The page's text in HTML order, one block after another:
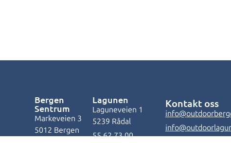
Bergen
Sentrum
Markeveien 3
5012 Bergen
Lagunen
Laguneveien 1
5239 Rådal
55 62 73 00
Kontakt oss